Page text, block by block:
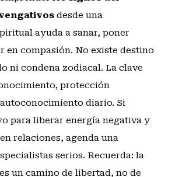
desde una
ayuda a sanar, poner
en compasión. No existe destino
ni condena zodiacal. La clave
protección
diario. Si
para liberar energía negativa y
relaciones, agenda una
serios. Recuerda: la
un camino de libertad, no de